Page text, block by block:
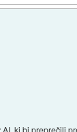
ki bi preprečili